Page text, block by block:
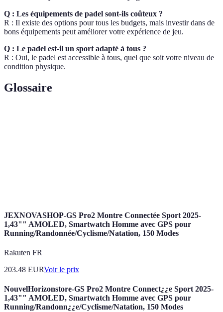
Q : Les équipements de padel sont-ils coûteux ?
R : Il existe des options pour tous les budgets, mais investir dans de
bons équipements peut améliorer votre expérience de jeu.
Q : Le padel est-il un sport adapté à tous ?
R : Oui, le padel est accessible à tous, quel que soit votre niveau de
condition physique.
Glossaire
JEXNOVASHOP-GS Pro2 Montre Connectée Sport 2025-
1,43"" AMOLED, Smartwatch Homme avec GPS pour
Running/Randonnée/Cyclisme/Natation, 150 Modes
Rakuten FR
203.48 EURVoir le prix
NouvelHorizonstore-GS Pro2 Montre Connect¿¿e Sport 2025-
1,43"" AMOLED, Smartwatch Homme avec GPS pour
Running/Randonn¿¿e/Cyclisme/Natation, 150 Modes